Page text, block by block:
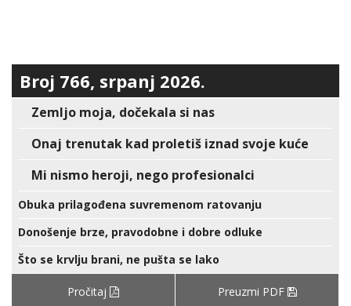
Broj 766, srpanj 2026.
Zemljo moja, dočekala si nas
Onaj trenutak kad proletiš iznad svoje kuće
Mi nismo heroji, nego profesionalci
Obuka prilagođena suvremenom ratovanju
Donošenje brze, pravodobne i dobre odluke
Što se krvlju brani, ne pušta se lako
Pročitaj Preuzmi PDF